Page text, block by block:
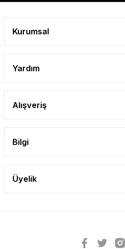
Kurumsal
Yardım
Alışveriş
Bilgi
Üyelik